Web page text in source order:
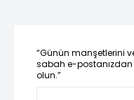
“Günün manşetlerini
sabah e-postanızdan
olun.”